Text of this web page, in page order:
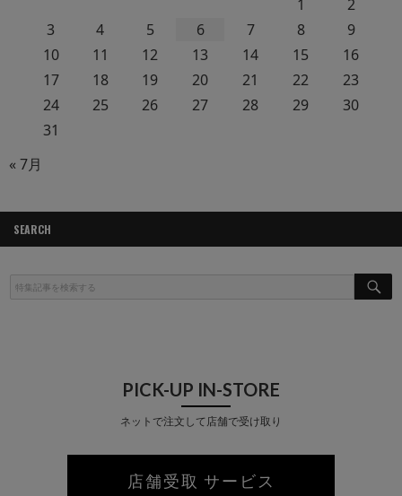
1
2
3
4 5 6 7 8
9
10
11 12 13 14 15
16
17
18 19 20 21 22
23
24
25 26 27 28 29
30
31
« 7月
SEARCH
S
R
PICK-UP IN-STORE
ネットで注文して店舗で受け取り
店舗受取 サービス